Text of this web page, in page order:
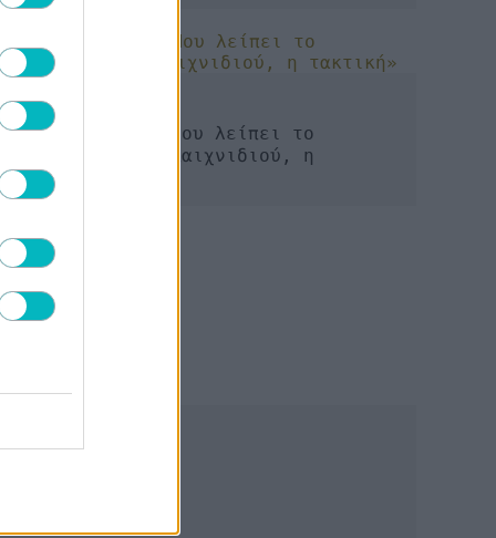
ΜΠΑΣΚΕΤ
Γουεμπανιάμα: «Μου λείπει το
ευρωπαϊκό στυλ παιχνιδιού, η
τακτική»